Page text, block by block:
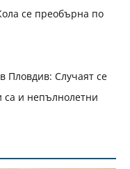
се преобърна по
Пловдив: Случаят се
са и непълнолетни